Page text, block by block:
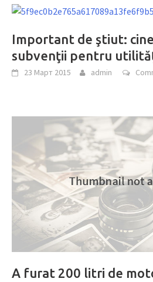
Important de ştiut:
subvenţii pentru
23 Март 2015 admin
A furat 200 litri de